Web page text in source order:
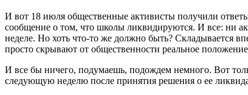
И вот 18 июля общественные активисты получили
сообщение о том, что школы ликвидируются. И все: ни
неделе. Но хоть что-то же должно быть? Складывается
просто скрывают от общественности реальное
И все бы ничего, подумаешь, подождем немного. Вот
следующую неделю после принятия решения о ее